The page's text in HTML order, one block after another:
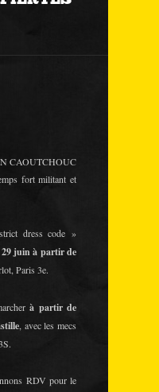
CAOUTCHOUC
fort militant et
dress code »
juin à partir de
Paris 3e.
à partir de
, avec les mecs
RDV pour le